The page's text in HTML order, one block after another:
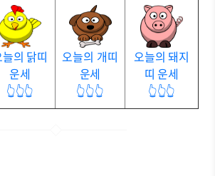
의 닭띠
운세
👆👆👆
오늘의 개띠
운세
👆👆👆
오늘의 돼지
띠 운세
👆👆👆